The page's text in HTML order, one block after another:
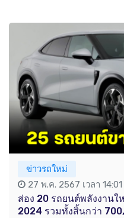
ข่าวรถใหม่
27 พ.ค. 2567 เวลา 14:01
ส่อง 20 รถยนต์พลังงานใ
2024 รวมทั้งสิ้นกว่า